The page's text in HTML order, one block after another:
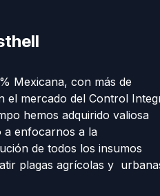
Mexicana, con más de
el mercado del Control
hemos adquirido valiosa
a enfocarnos a la
de todos los insumos
plagas agrícolas y